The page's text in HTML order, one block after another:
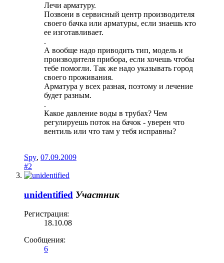
Лечи арматуру.
Позвони в сервисный центр производителя
своего бачка или арматуры, если знаешь кто
ее изготавливает.
.
А вообще надо приводить тип, модель и
производителя прибора, если хочешь чтобы
тебе помогли. Так же надо указывать город
своего проживания.
Арматура у всех разная, поэтому и лечение
будет разным.
.
Какое давление воды в трубах? Чем
регулируешь поток на бачок - уверен что
вентиль или что там у тебя исправны?
Spy, 07.09.2009
#2
unidentified Участник
Регистрация:
18.10.08
Сообщения:
6